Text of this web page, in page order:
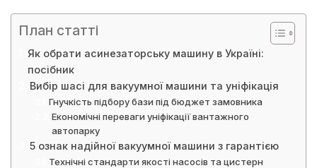
План статті
Як обрати асинезаторську машину в Україні:
посібник
Вибір шасі для вакуумної машини та уніфікація
Гнучкість підбору бази під бюджет замовника
Економічні переваги уніфікації вантажного
автопарку
5 ознак надійної вакуумної машини з гарантією
Технічні стандарти якості насосів та цистерн